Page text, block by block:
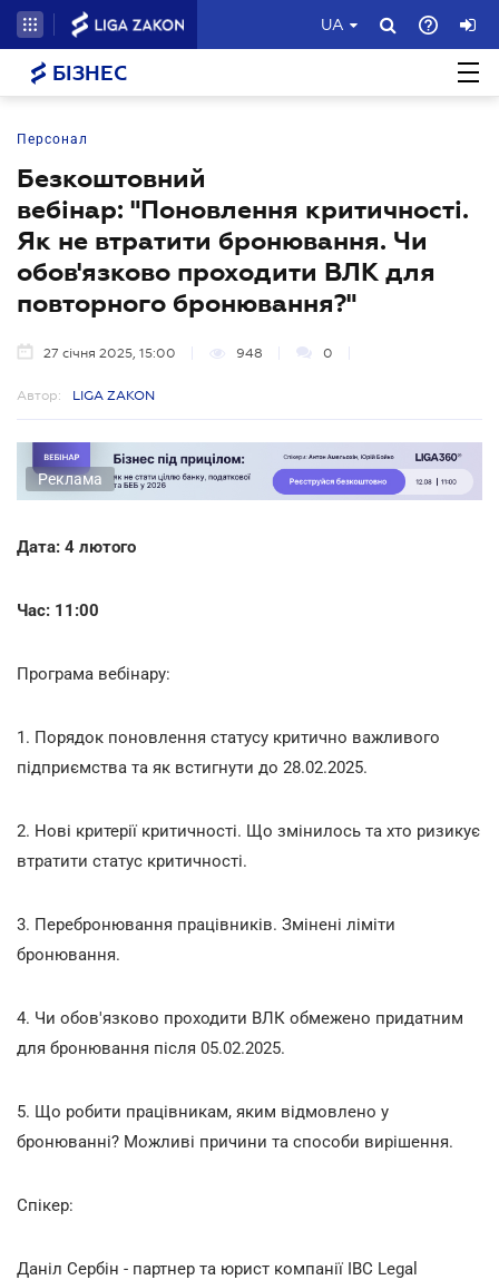
UA
БІЗНЕС
Персонал
Безкоштовний
вебінар: "Поновлення критичності.
Як не втратити бронювання. Чи
обов'язково проходити ВЛК для
повторного бронювання?"
27 січня 2025, 15:00 948 0
Автор: LIGA ZAKON
Реклама
Дата: 4 лютого
Час: 11:00
Програма вебінару:
1. Порядок поновлення статусу критично важливого
підприємства та як встигнути до 28.02.2025.
2. Нові критерії критичності. Що змінилось та хто ризикує
втратити статус критичності.
3. Перебронювання працівників. Змінені ліміти
бронювання.
4. Чи обов'язково проходити ВЛК обмежено придатним
для бронювання після 05.02.2025.
5. Що робити працівникам, яким відмовлено у
бронюванні? Можливі причини та способи вирішення.
Спікер:
Даніл Сербін - партнер та юрист компанії IBC Legal